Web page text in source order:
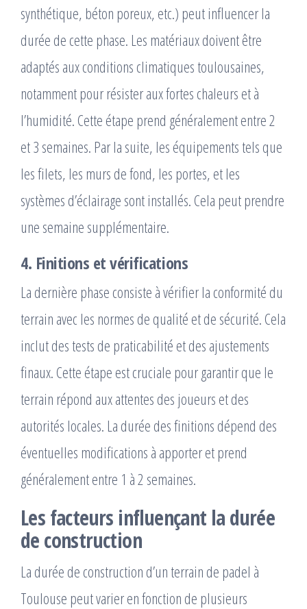
synthétique, béton poreux, etc.) peut influencer la
durée de cette phase. Les matériaux doivent être
adaptés aux conditions climatiques toulousaines,
notamment pour résister aux fortes chaleurs et à
l’humidité. Cette étape prend généralement entre 2
et 3 semaines. Par la suite, les équipements tels que
les filets, les murs de fond, les portes, et les
systèmes d’éclairage sont installés. Cela peut prendre
une semaine supplémentaire.
4. Finitions et vérifications
La dernière phase consiste à vérifier la conformité du
terrain avec les normes de qualité et de sécurité. Cela
inclut des tests de praticabilité et des ajustements
finaux. Cette étape est cruciale pour garantir que le
terrain répond aux attentes des joueurs et des
autorités locales. La durée des finitions dépend des
éventuelles modifications à apporter et prend
généralement entre 1 à 2 semaines.
Les facteurs influençant la durée
de construction
La durée de construction d’un terrain de padel à
Toulouse peut varier en fonction de plusieurs